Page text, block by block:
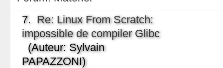
7. Re: Linux From Scratch:
impossible de compiler Glibc
(Auteur: Sylvain
PAPAZZONI)